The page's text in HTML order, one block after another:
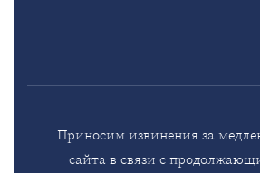
Приносим извинения за
сайта в связи с